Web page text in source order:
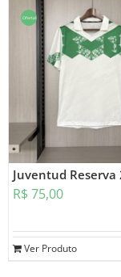
Oferta!
Juventud Reserva
R$ 75,00
Ver Produto